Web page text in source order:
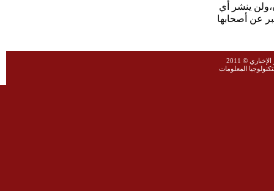
ينشر أي
عن أصحابها
© 2011
المعلومات